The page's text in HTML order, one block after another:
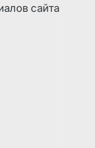
сайта